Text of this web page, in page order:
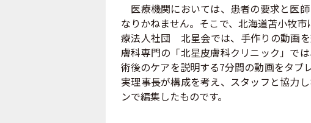
医療機関においては、患者の要求と医
なりかねません。そこで、北海道苫小牧
療法人社団 北星会では、手作りの動画
膚科専門の「北星皮膚科クリニック」で
術後のケアを説明する7分間の動画をタブ
実理事長が構成を考え、スタッフと協力
ンで編集したものです。